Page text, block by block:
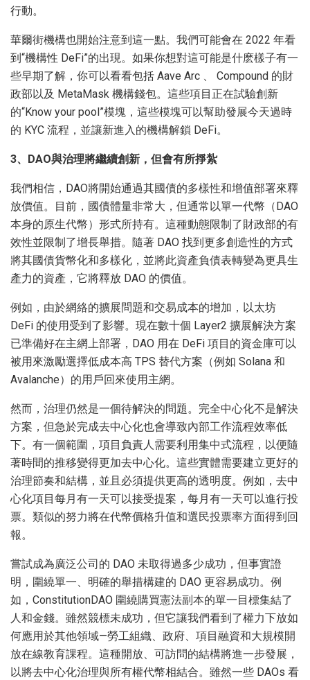
行動。
華爾街機構也開始注意到這一點。我們可能會在 2022 年看
到“機構性 DeFi”的出現。如果你想對這可能是什麽樣子有一
些早期了解，你可以看看包括 Aave Arc 、 Compound 的財
政部以及 MetaMask 機構錢包。這些項目正在試驗創新
的“Know your pool”模塊，這些模塊可以幫助發展今天過時
的 KYC 流程，並讓新進入的機構解鎖 DeFi。
3、DAO與治理將繼續創新，但會有所掙紮
我們相信，DAO將開始通過其國債的多樣性和增值部署來釋
放價值。目前，國債體量非常大，但通常以單一代幣（DAO
本身的原生代幣）形式所持有。這種動態限制了財政部的有
效性並限制了增長舉措。隨著 DAO 找到更多創造性的方式
將其國債貨幣化和多樣化，並將此資產負債表轉變為更具生
產力的資產，它將釋放 DAO 的價值。
例如，由於網絡的擴展問題和交易成本的增加，以太坊
DeFi 的使用受到了影響。現在數十個 Layer2 擴展解決方案
已準備好在主網上部署，DAO 用在 DeFi 項目的資金庫可以
被用來激勵選擇低成本高 TPS 替代方案（例如 Solana 和
Avalanche）的用戶回來使用主網。
然而，治理仍然是一個待解決的問題。完全中心化不是解決
方案，但急於完成去中心化也會導致內部工作流程效率低
下。有一個範圍，項目負責人需要利用集中式流程，以便隨
著時間的推移變得更加去中心化。這些實體需要建立更好的
治理節奏和結構，並且必須提供更高的透明度。例如，去中
心化項目每月有一天可以接受提案，每月有一天可以進行投
票。類似的努力將在代幣價格升值和選民投票率方面得到回
報。
嘗試成為廣泛公司的 DAO 未取得過多少成功，但事實證
明，圍繞單一、明確的舉措構建的 DAO 更容易成功。例
如，ConstitutionDAO 圍繞購買憲法副本的單一目標集結了
人和金錢。雖然競標未成功，但它讓我們看到了權力下放如
何應用於其他領域—勞工組織、政府、項目融資和大規模開
放在線教育課程。這種開放、可訪問的結構將進一步發展，
以將去中心化治理與所有權代幣相結合。雖然一些 DAOs 看